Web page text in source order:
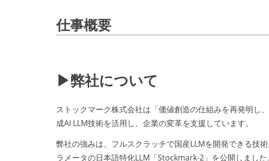
仕事概要
▶弊社について
ストックマーク株式会社は「価値創造の仕組みを再発明し
成AI LLM技術を活用し、企業の変革を支援しています。
弊社の強みは、フルスクラッチで国産LLMを開発できる技
ラメータの日本語特化LLM「Stockmark-2」を公開しました。